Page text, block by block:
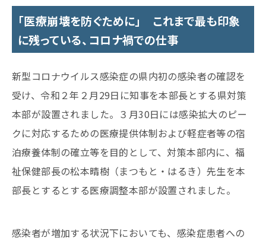
「医療崩壊を防ぐために」 これまで最も印象
に残っている、コロナ禍での仕事
新型コロナウイルス感染症の県内初の感染者の確認を
受け、令和２年２月29日に知事を本部長とする県対策
本部が設置されました。３月30日には感染拡大のピー
クに対応するための医療提供体制および軽症者等の宿
泊療養体制の確立等を目的として、対策本部内に、福
祉保健部長の松本晴樹（まつもと・はるき）先生を本
部長とするとする医療調整本部が設置されました。
感染者が増加する状況下においても、感染症患者への